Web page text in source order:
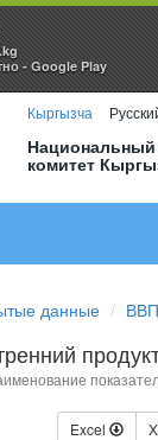
- Google Play
Кыргызча
Национальный
комитет
данные ВВП
Excel